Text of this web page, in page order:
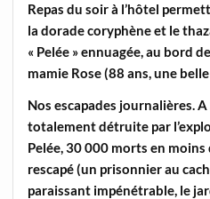
Repas du soir à l’hôtel
la dorade coryphène et le
« Pelée » ennuagée, au bord
mamie Rose (88 ans, une
Nos escapades journalières.
totalement détruite par
Pelée, 30 000 morts en moins
rescapé (un prisonnier au
paraissant impénétrable, le